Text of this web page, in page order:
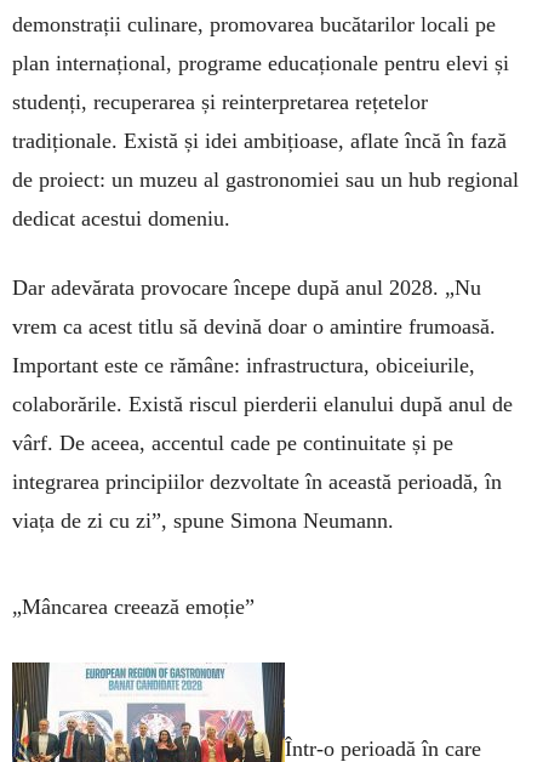
demonstrații culinare, promovarea bucătarilor locali pe
plan internațional, programe educaționale pentru elevi și
studenți, recuperarea și reinterpretarea rețetelor
tradiționale. Există și idei ambițioase, aflate încă în fază
de proiect: un muzeu al gastronomiei sau un hub regional
dedicat acestui domeniu.
Dar adevărata provocare începe după anul 2028. „Nu
vrem ca acest titlu să devină doar o amintire frumoasă.
Important este ce rămâne: infrastructura, obiceiurile,
colaborările. Există riscul pierderii elanului după anul de
vârf. De aceea, accentul cade pe continuitate și pe
integrarea principiilor dezvoltate în această perioadă, în
viața de zi cu zi”, spune Simona Neumann.
„Mâncarea creează emoție”
Într-o perioadă în care